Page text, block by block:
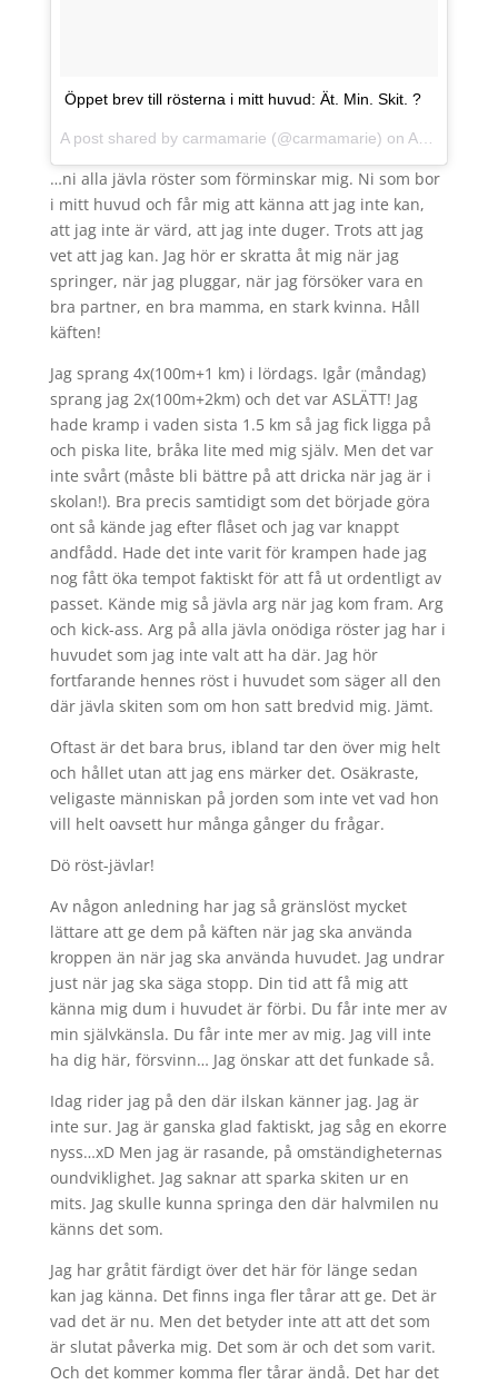
Öppet brev till rösterna i mitt huvud: Ät. Min. Skit. ?
A post shared by carmamarie (@carmamarie) on Aug 28, 2017 at 11:57am PDT
…ni alla jävla röster som förminskar mig. Ni som bor
i mitt huvud och får mig att känna att jag inte kan,
att jag inte är värd, att jag inte duger. Trots att jag
vet att jag kan. Jag hör er skratta åt mig när jag
springer, när jag pluggar, när jag försöker vara en
bra partner, en bra mamma, en stark kvinna. Håll
käften!
Jag sprang 4x(100m+1 km) i lördags. Igår (måndag)
sprang jag 2x(100m+2km) och det var ASLÄTT! Jag
hade kramp i vaden sista 1.5 km så jag fick ligga på
och piska lite, bråka lite med mig själv. Men det var
inte svårt (måste bli bättre på att dricka när jag är i
skolan!). Bra precis samtidigt som det började göra
ont så kände jag efter flåset och jag var knappt
andfådd. Hade det inte varit för krampen hade jag
nog fått öka tempot faktiskt för att få ut ordentligt av
passet. Kände mig så jävla arg när jag kom fram. Arg
och kick-ass. Arg på alla jävla onödiga röster jag har i
huvudet som jag inte valt att ha där. Jag hör
fortfarande hennes röst i huvudet som säger all den
där jävla skiten som om hon satt bredvid mig. Jämt.
Oftast är det bara brus, ibland tar den över mig helt
och hållet utan att jag ens märker det. Osäkraste,
veligaste människan på jorden som inte vet vad hon
vill helt oavsett hur många gånger du frågar.
Dö röst-jävlar!
Av någon anledning har jag så gränslöst mycket
lättare att ge dem på käften när jag ska använda
kroppen än när jag ska använda huvudet. Jag undrar
just när jag ska säga stopp. Din tid att få mig att
känna mig dum i huvudet är förbi. Du får inte mer av
min självkänsla. Du får inte mer av mig. Jag vill inte
ha dig här, försvinn… Jag önskar att det funkade så.
Idag rider jag på den där ilskan känner jag. Jag är
inte sur. Jag är ganska glad faktiskt, jag såg en ekorre
nyss…xD Men jag är rasande, på omständigheternas
oundviklighet. Jag saknar att sparka skiten ur en
mits. Jag skulle kunna springa den där halvmilen nu
känns det som.
Jag har gråtit färdigt över det här för länge sedan
kan jag känna. Det finns inga fler tårar att ge. Det är
vad det är nu. Men det betyder inte att att det som
är slutat påverka mig. Det som är och det som varit.
Och det kommer komma fler tårar ändå. Det har det